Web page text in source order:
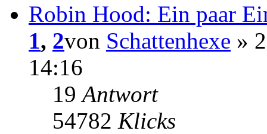
Robin Hood: Ein paar
1, 2von Schattenhexe »
14:16
19Antwort
54782 Klicks